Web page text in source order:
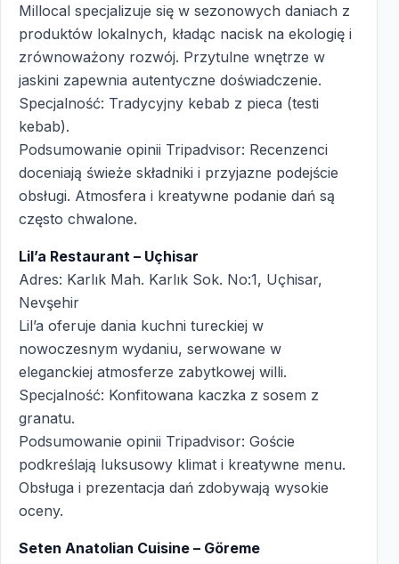
Millocal specjalizuje się w sezonowych daniach z
produktów lokalnych, kładąc nacisk na ekologię i
zrównoważony rozwój. Przytulne wnętrze w
jaskini zapewnia autentyczne doświadczenie.
Specjalność: Tradycyjny kebab z pieca (testi
kebab).
Podsumowanie opinii Tripadvisor: Recenzenci
doceniają świeże składniki i przyjazne podejście
obsługi. Atmosfera i kreatywne podanie dań są
często chwalone.
Lil’a Restaurant – Uçhisar
Adres: Karlık Mah. Karlık Sok. No:1, Uçhisar,
Nevşehir
Lil’a oferuje dania kuchni tureckiej w
nowoczesnym wydaniu, serwowane w
eleganckiej atmosferze zabytkowej willi.
Specjalność: Konfitowana kaczka z sosem z
granatu.
Podsumowanie opinii Tripadvisor: Goście
podkreślają luksusowy klimat i kreatywne menu.
Obsługa i prezentacja dań zdobywają wysokie
oceny.
Seten Anatolian Cuisine – Göreme